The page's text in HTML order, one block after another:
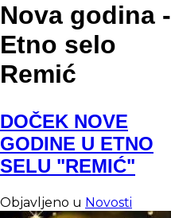
Nova godina -
Etno selo
Remić
DOČEK NOVE
GODINE U ETNO
SELU "REMIĆ"
Objavljeno u Novosti